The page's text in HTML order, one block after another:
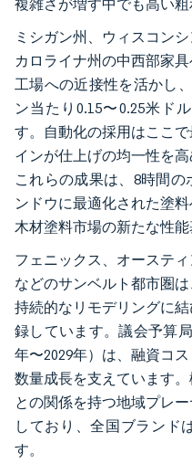
複雑さが増す中でも高い粗
ミシガン州、ウィスコン
カロライナ州の中西部家
工場への近接性を活かし
ン当たり0.15〜0.25米ド
す。自動化の採用はここ
インが仕上げの均一性を
これらの成果は、8時間
ンドウに最適化された塗
木材塗料市場の新たな性能
フェニックス、オーステ
などのサンベルト都市圏
持続的なリモデリングに
録しています。議会予算
年〜2029年）は、融資コ
数量成長を支えています
との関係を持つ地域プレ
しており、全国ブランド
す。